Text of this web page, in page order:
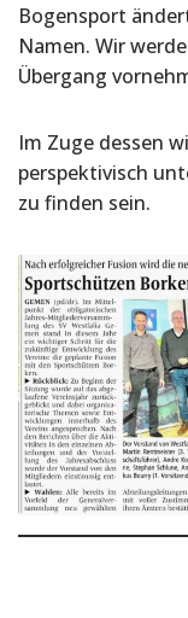
Bogensport
Namen. Wir
Übergang
Im Zuge dessen
perspektivisch
zu finden sein.